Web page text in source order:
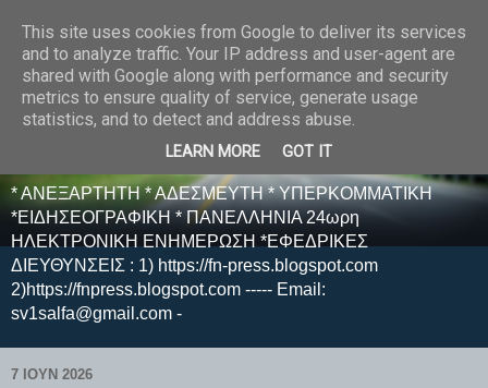
E F E N P R E S S -
ΗΛΕΚΤΡΟΝΙΚΗ
ΕΦΗΜΕΡΙΔΑ
* ΑΝΕΞΑΡΤΗΤΗ * ΑΔΕΣΜΕΥΤΗ * ΥΠΕΡΚΟΜΜΑΤΙΚΗ
*ΕΙΔΗΣΕΟΓΡΑΦΙΚΗ * ΠΑΝΕΛΛΗΝΙΑ 24ωρη
ΗΛΕΚΤΡΟΝΙΚΗ ΕΝΗΜΕΡΩΣΗ *ΕΦΕΔΡΙΚΕΣ
ΔΙΕΥΘΥΝΣΕΙΣ : 1) https://fn-press.blogspot.com
2)https://fnpress.blogspot.com ----- Email:
sv1salfa@gmail.com -
7 ΙΟΥΝ 2026
This site uses cookies from Google to deliver its services
and to analyze traffic. Your IP address and user-agent are
shared with Google along with performance and security
metrics to ensure quality of service, generate usage
statistics, and to detect and address abuse.
LEARN MORE GOT IT